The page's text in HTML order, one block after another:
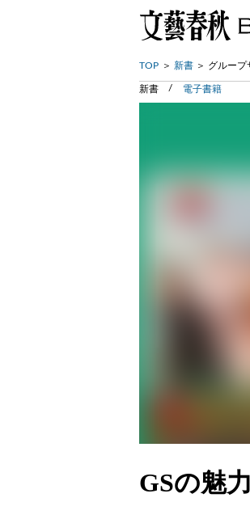
TOP 新書 グループ
新書 電子書籍
GSの魅